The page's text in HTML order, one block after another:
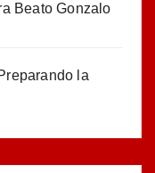
Beato Gonzalo
la